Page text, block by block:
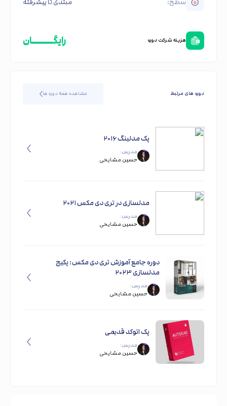
سطح: مبتدی تا پیشرفته
هزینه شرکت دوره رایگـــــــان
دوره های مرتبط مشاهده همه دوره ها
پک مدلینگ ۲۰۱۶
مدرس:
حسین مشایخی
مدلسازی در تری دی مکس ۲۰۲۱
مدرس:
حسین مشایخی
دوره جامع آموزش تری‌ دی مکس: پکیج
مدلسازی ۲۰۲۳
مدرس:
حسین مشایخی
پک اتوکد قدیمی
مدرس:
حسین مشایخی